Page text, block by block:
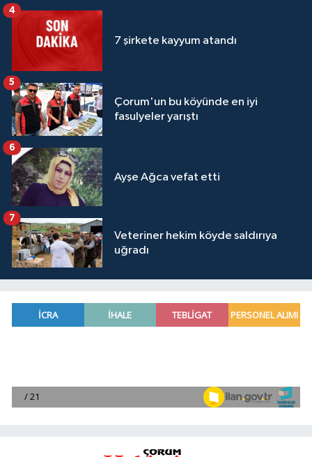
7 şirkete kayyum atandı
4
Çorum'un bu köyünde en iyi
fasulyeler yarıştı
5
Ayşe Ağca vefat etti
6
Veteriner hekim köyde saldırıya
uğradı
7